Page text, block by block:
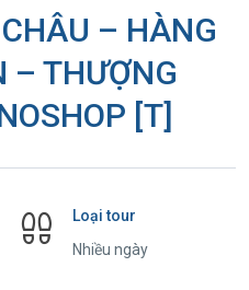
– HÀNG
– THƯỢNG
[T]
Loại tour
Nhiều ngày